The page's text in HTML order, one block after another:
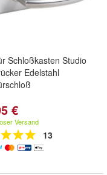
Schloßkasten Studio
Edelstahl
€
Versand
13